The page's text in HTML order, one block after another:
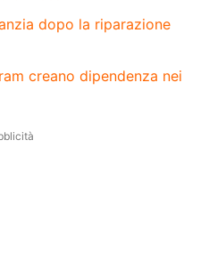
dopo la riparazione
creano dipendenza nei